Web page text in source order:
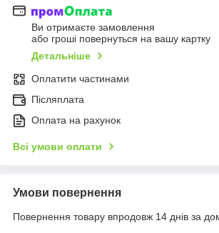
Ви отримаєте замовлення
або гроші повернуться на вашу картку
Детальніше
Оплатити частинами
Післяплата
Оплата на рахунок
Всі умови оплати
Умови повернення
Повернення товару впродовж 14 днів за